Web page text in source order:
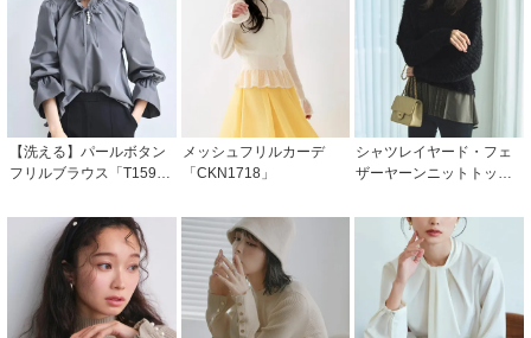
【洗える】パールボタン
フリルブラウス「T159
ジネス・オフィスシーン
メッシュフリルカーデ
「CKN1718」
シャツレイヤード・フェ
ザーヤーンニットトップ